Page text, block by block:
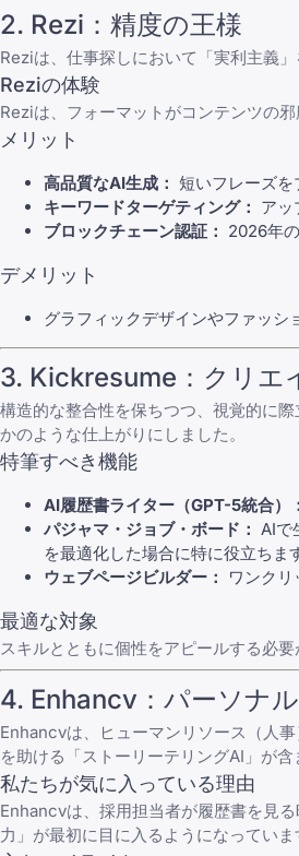
2. Rezi：精度の王様
Reziは、仕事探しにおいて「実利主義
Reziの体験
Reziは、フォーマットがコンテンツの
メリット
高品質なAI生成： 短いフレーズ
キーワードターゲティング： アッ
ブロックチェーン認証： 2026年
デメリット
グラフィックデザインやファッ
3. Kickresume：クリエ
構造的な整合性を保ちつつ、視覚的に
かのような仕上がりにしました。
特筆すべき機能
AI履歴書ライター（GPT-5統合）：
パジャマ・ジョブ・ボード： AIで
を最適化した場合に特に役立ちま
ウェブページビルダー：
ワンク
最適な対象
スキルとともに個性をアピールする必
4. Enhancv：パーソナ
Enhancvは、ヒューマンリソース（人
を助ける「ストーリーテリングAI」が含
私たちが気に入っている理由
Enhancvは、採用担当者が履歴書を見
力」が最初に目に入るようになっていま